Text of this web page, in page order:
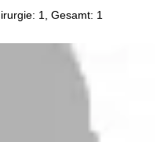
1, Gesamt: 1